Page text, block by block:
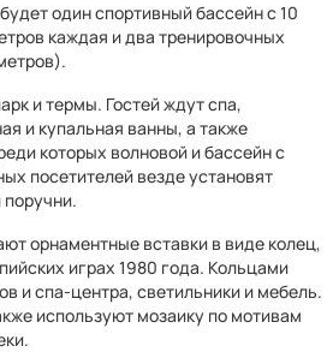
один спортивный бассейн с 10
каждая и два тренировочных
и термы. Гостей ждут спа,
и купальная ванны, а также
которых волновой и бассейн с
посетителей везде установят
орнаментные вставки в виде колец,
играх 1980 года. Кольцами
и спа-центра, светильники и мебель.
используют мозаику по мотивам